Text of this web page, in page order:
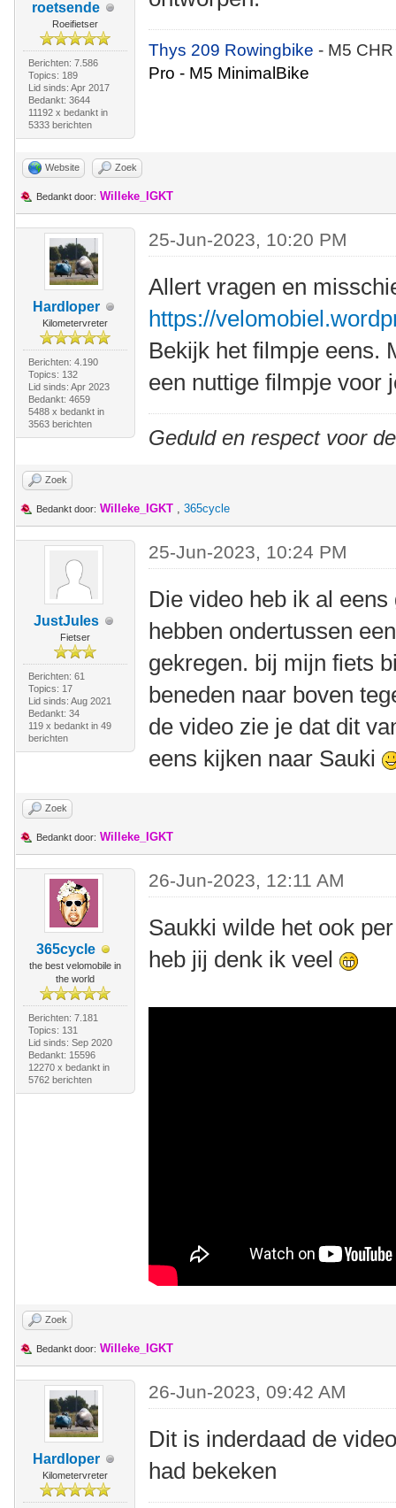
roetsende
Roeifietser
Berichten: 7.586
Topics: 189
Lid sinds: Apr 2017
Bedankt: 3644
11192 x bedankt in
5333 berichten
Thys 209 Rowingbike- M5
Pro - M5 MinimalBike
Website Zoek
Bedankt door: Willeke_IGKT
Hardloper
Kilometervreter
Berichten: 4.190
Topics: 132
Lid sinds: Apr 2023
Bedankt: 4659
5488 x bedankt in
3563 berichten
25-Jun-2023, 10:20 PM
Allert vragen en
https://
Bekijk het filmpje eens.
een nuttige filmpje voor
Geduld en respect voor
Zoek
Bedankt door: Willeke_IGKT , 365cycle
JustJules
Fietser
Berichten: 61
Topics: 17
Lid sinds: Aug 2021
Bedankt: 34
119 x bedankt in 49
berichten
25-Jun-2023, 10:24 PM
Die video heb ik al
hebben ondertussen
gekregen. bij mijn fiets
beneden naar boven
de video zie je dat dit
eens kijken naar Sauki
Zoek
Bedankt door: Willeke_IGKT
365cycle
the best velomobile in
the world
Berichten: 7.181
Topics: 131
Lid sinds: Sep 2020
Bedankt: 15596
12270 x bedankt in
5762 berichten
26-Jun-2023, 12:11 AM
Saukki wilde het ook
heb jij denk ik veel
Zoek
Bedankt door: Willeke_IGKT
Hardloper
Kilometervreter
26-Jun-2023, 09:42 AM
Dit is inderdaad de
had bekeken